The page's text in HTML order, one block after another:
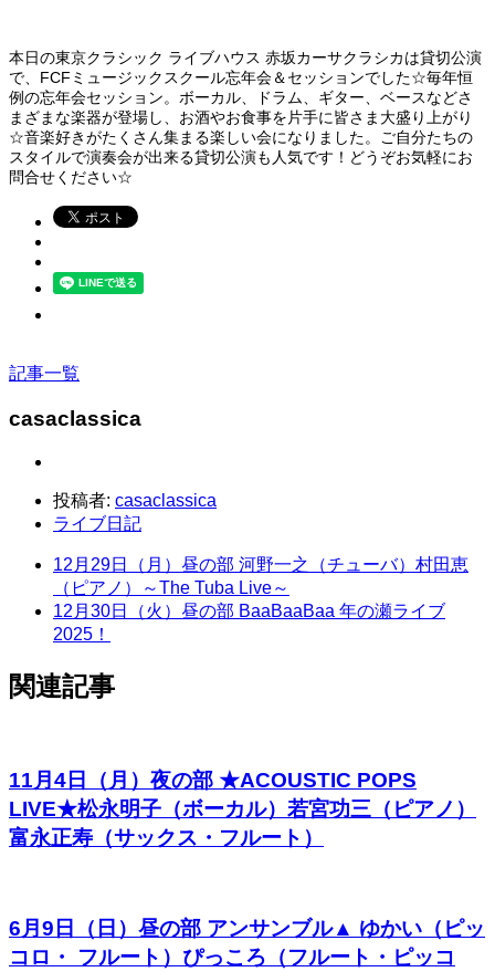
本日の東京クラシック ライブハウス 赤坂カーサクラシカは貸切公演
で、FCFミュージックスクール忘年会＆セッションでした☆毎年恒
例の忘年会セッション。ボーカル、ドラム、ギター、ベースなどさ
まざまな楽器が登場し、お酒やお食事を片手に皆さま大盛り上がり
☆音楽好きがたくさん集まる楽しい会になりました。ご自分たちの
スタイルで演奏会が出来る貸切公演も人気です！どうぞお気軽にお
問合せください☆
記事一覧
casaclassica
投稿者: casaclassica
ライブ日記
12月29日（月）昼の部 河野一之（チューバ）村田恵
（ピアノ）～The Tuba Live～
12月30日（火）昼の部 BaaBaaBaa 年の瀬ライブ
2025！
関連記事
11月4日（月）夜の部 ★ACOUSTIC POPS
LIVE★松永明子（ボーカル）若宮功三（ピアノ）
富永正寿（サックス・フルート）
6月9日（日）昼の部 アンサンブル▲ ゆかい（ピッ
コロ・ フルート）ぴっころ（フルート・ピッコ